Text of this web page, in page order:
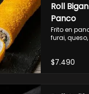
OPCION2:
- pollo,
en panco.
- camaron,
envuelto en
- salmon,
Roll
Panco
Frito en
furai,
$7.490